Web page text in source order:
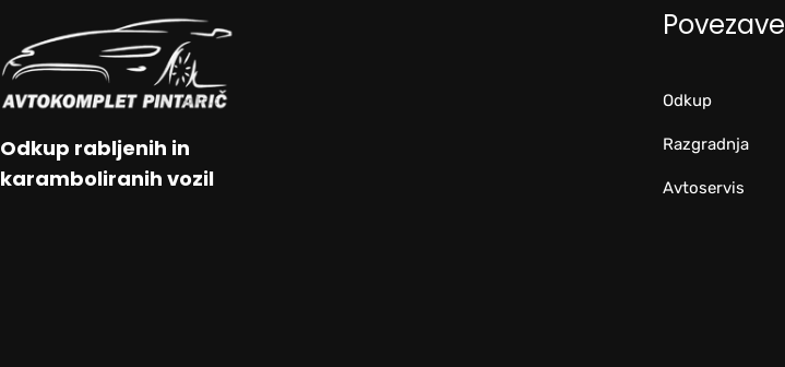
Odkup rabljenih in
karamboliranih vozil
Povezave
Odkup
Razgradnja
Avtoservis